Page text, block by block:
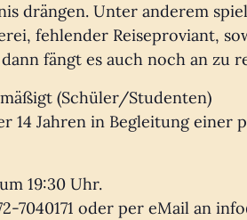
drängen. Unter anderem
fehlender Reiseproviant,
fängt es auch noch an zu
(Schüler/Studenten)
14 Jahren in Begleitung
19:30 Uhr.
7040171 oder per eMail an